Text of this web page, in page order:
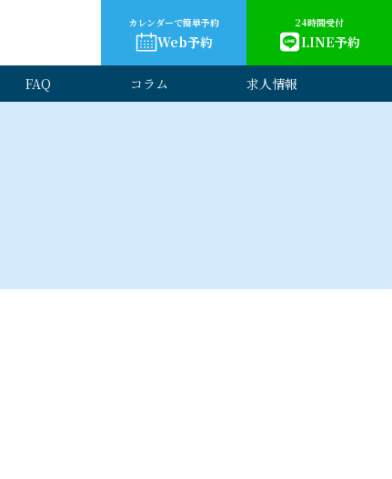
FAQ コラム 求人情報
カレンダーで簡単予約
Web予約
24時間受付
LINE予約